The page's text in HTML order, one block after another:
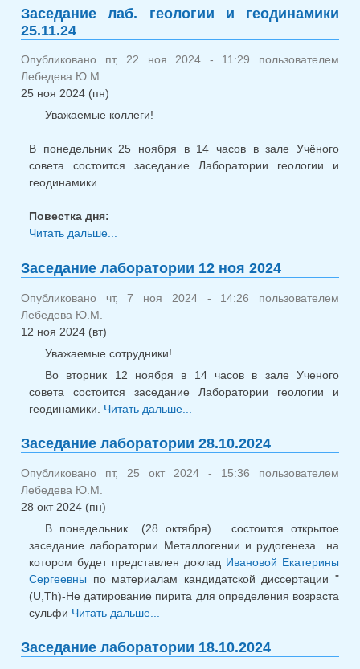
мнс,
Заседание лаб. геологии и геодинамики
25.11.24
Опубликовано пт, 22 ноя 2024 - 11:29 пользователем
Лебедева Ю.М.
25 ноя 2024 (пн)
Уважаемые коллеги!
В понедельник 25 ноября в 14 часов в зале Учёного
совета состоится заседание Лаборатории геологии и
геодинамики.
Повестка дня:
Читать дальше...
Заседание лаборатории 12 ноя 2024
Опубликовано чт, 7 ноя 2024 - 14:26 пользователем
Лебедева Ю.М.
12 ноя 2024 (вт)
Уважаемые сотрудники!
Во вторник 12 ноября в 14 часов в зале Ученого
совета состоится заседание Лаборатории геологии и
геодинамики. Читать дальше...
Заседание лаборатории 28.10.2024
Опубликовано пт, 25 окт 2024 - 15:36 пользователем
Лебедева Ю.М.
28 окт 2024 (пн)
В понедельник (28 октября) состоится открытое
заседание лаборатории Металлогении и рудогенеза на
котором будет представлен доклад Ивановой Екатерины
Сергеевны по материалам кандидатской диссертации "
(U,Th)-He датирование пирита для определения возраста
сульфи Читать дальше...
Заседание лаборатории 18.10.2024